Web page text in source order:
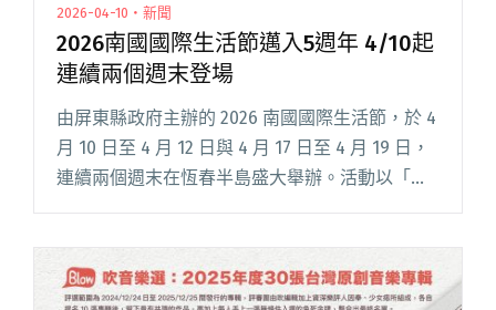
2026-04-10・新聞
2026南國國際生活節邁入5週年 4/10起
連續兩個週末登場
由屏東縣政府主辦的 2026 南國國際生活節，於 4
月 10 日至 4 月 12 日與 4 月 17 日至 4 月 19 日，
連續兩個週末在恆春半島盛大舉辦。活動以「半
南國國際生活節邁入5週年 4/10起連續兩個週末
登場"